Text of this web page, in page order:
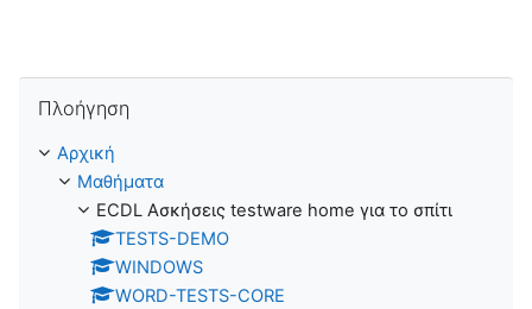
Πλοήγηση
Αρχική
Μαθήματα
ECDL Ασκήσεις testware home για το σπίτι
TESTS-DEMO
WINDOWS
WORD-TESTS-CORE